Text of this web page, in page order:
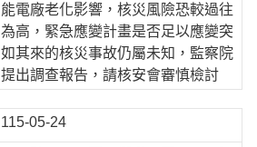
能電廠老化影響，核災風險恐較過往
為高，緊急應變計畫是否足以應變突
如其來的核災事故仍屬未知，監察院
提出調查報告，請核安會審慎檢討
115-05-24